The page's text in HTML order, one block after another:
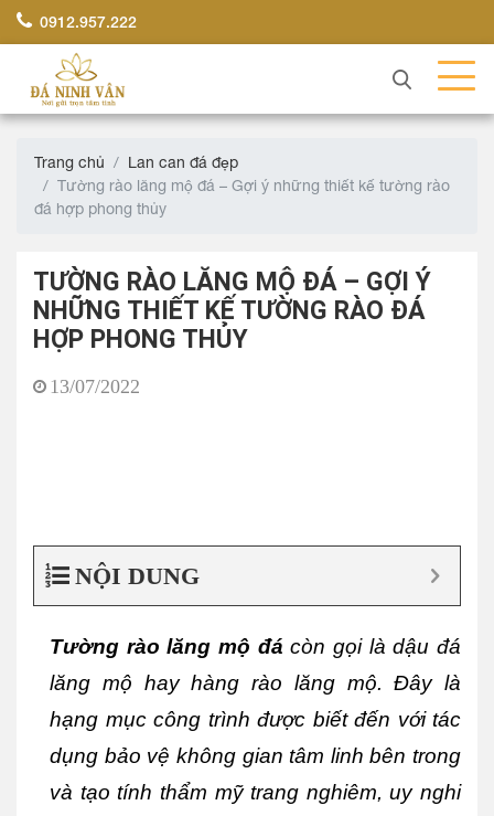
0912.957.222
Trang chủ
Lan can đá đẹp
Tường rào lăng mộ đá – Gợi ý những thiết kế tường rào
đá hợp phong thủy
TƯỜNG RÀO LĂNG MỘ ĐÁ – GỢI Ý
NHỮNG THIẾT KẾ TƯỜNG RÀO ĐÁ
HỢP PHONG THỦY
13/07/2022
NỘI DUNG
Tường rào lăng mộ đá còn gọi là dậu đá
lăng mộ hay hàng rào lăng mộ. Đây là
hạng mục công trình được biết đến với tác
dụng bảo vệ không gian tâm linh bên trong
và tạo tính thẩm mỹ trang nghiêm, uy nghi